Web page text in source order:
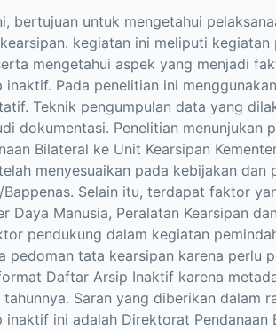
bertujuan untuk mengetahui
kegiatan ini meliputi
mengetahui aspek yang menjadi
inaktif. Pada penelitian ini
Teknik pengumpulan data yang
dokumentasi. Penelitian menunjukan
Bilateral ke Unit Kearsipan
menyesuaikan pada kebijakan
Bappenas. Selain itu, terdapat faktor
Daya Manusia, Peralatan Kearsipan
pendukung dalam kegiatan
pedoman tata kearsipan karena perlu
Daftar Arsip Inaktif karena
Saran yang diberikan dalam
inaktif ini adalah Direktorat